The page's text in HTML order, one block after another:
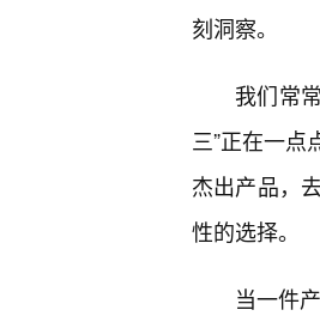
刻洞察。
我们常
三”正在一
杰出产品，
性的选择。
当一件